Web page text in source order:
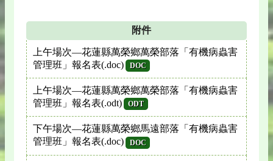
附件
上午場次—花蓮縣萬榮鄉萬榮部落「有機病蟲害
管理班」報名表(.doc)
DOC
上午場次—花蓮縣萬榮鄉萬榮部落「有機病蟲害
管理班」報名表(.odt)
ODT
下午場次—花蓮縣萬榮鄉馬遠部落「有機病蟲害
管理班」報名表(.doc)
DOC